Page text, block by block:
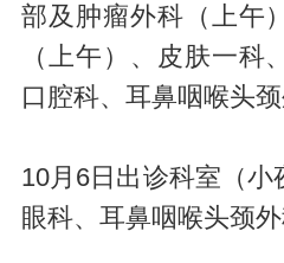
部及肿瘤外科（上午
（上午）、皮肤一科
口腔科、耳鼻咽喉头
10月6日出诊科室（小
眼科、耳鼻咽喉头颈